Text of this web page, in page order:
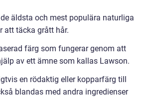
äldsta och mest populära naturliga
att täcka grått hår.
färg som fungerar genom att
av ett ämne som kallas Lawson.
en rödaktig eller kopparfärg till
blandas med andra ingredienser